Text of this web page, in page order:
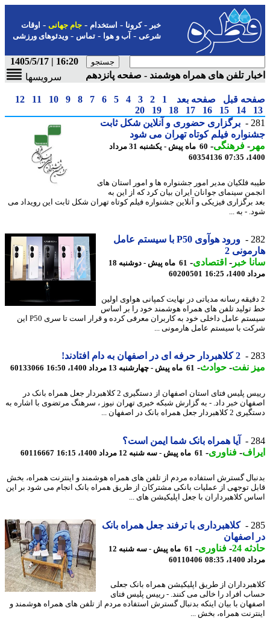
-کرونا-استخدام- جام جهانی-اوقات
شرعی-آب و هوا-تماس-ویدئوهای ورزشی
16:20 | 1405/5/17
تلفن های همراه هوشمند - صفحه پانزدهم
سرویسها
قبل صفحه بعد 1
2
3
4
5
6
7
8
9
10
11
12
14
15
16
17
18
19
20
برگزاری حضوری و آنلاین شکل ثابت
فیلم کوتاه تهران می شود
-فرهنگی-
60 ماه پیش - یکشنبه 31 مرداد
60354136
فلکیان مدیر امور جشنواره ها و امور استان های
سینمای جوانان ایران بیان کرد که از این به
برگزاری فیزیکی و آنلاین جشنواره فیلم کوتاه تهران شکل ثابت این رویداد می
- به ...
ورود هوآوی P50 با سیستم عامل
2
خبر -اقتصادی-
61 ماه پیش - دوشنبه 18
16:25
60200501
رسانه مدیاتی در نهایت کمپانی هواوی اولین
تلفن های همراه هوشمند خود را بر اساس
سیستم عامل داخلی خود به کاربران معرفی کرده و قرار است تا سری P50 این
با سیستم عامل هارمونی ...
2 کلاهبردار حرفه ای در اصفهان به دام افتادند!
نفت-حوادث -61 ماه پیش - چهارشنبه 13 مرداد 1400، 16:50 60133066
رییس پلیس فتای استان اصفهان از دستگیری 2 کلاهبردار جعل همراه بانک در
خبر داد. - به گزارش شبکه خبری تهران نیوز ، سرهنگ مرتضوی با اشاره به
جعل همراه بانک در اصفهان ...
آیا همراه بانک شما ایمن است؟
-فناوری- 61 ماه پیش - سه شنبه 12 مرداد 1400، 16:15 60116667
گسترش استفاده مردم از تلفن های همراه هوشمند و اینترنت همراه، بخش
توجهی از عملیات بانکی مشترکان از طریق همراه بانک انجام می شود بر این
کلاهبرداران با جعل اپلیکیشن های ...
کلاهبرداری با ترفند جعل همراه بانک
اصفهان
24
-فناوری-
61 ماه پیش - سه شنبه 12
08:35
60110406
از طریق اپلیکیشن همراه بانک جعلی
افراد را خالی می کنند. - رییس پلیس فتای
با بیان اینکه بدنبال گسترش استفاده مردم از تلفن های همراه هوشمند و
همراه، بخش ...